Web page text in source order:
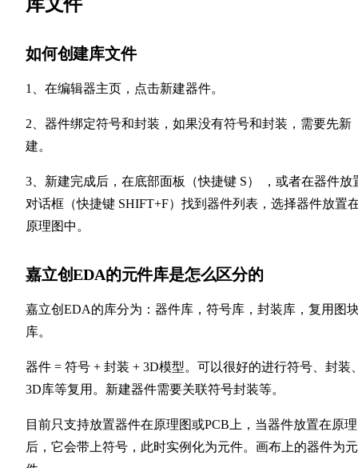
如何创建库文件
1、在编辑器主页，点击新建器件。
2、器件绑定符号和封装，如果没有符号和封装，需要先新
建。
3、新建完成后，在底部面板（快捷键 S） ，或者在器件放
对话框（快捷键 SHIFT+F）找到器件列表，选择器件放置
原理图中。
嘉立创EDA的元件库是怎么区分的
嘉立创EDA的库分为：器件库，符号库，封装库，复用图
库。
器件 = 符号 + 封装 + 3D模型。可以很好的进行符号、封装
3D库等复用。新建器件需要关联符号封装等。
目前只支持放置器件在原理图或PCB上，当器件放置在原
后，它会带上符号，此时实例化为元件。画布上的器件为元